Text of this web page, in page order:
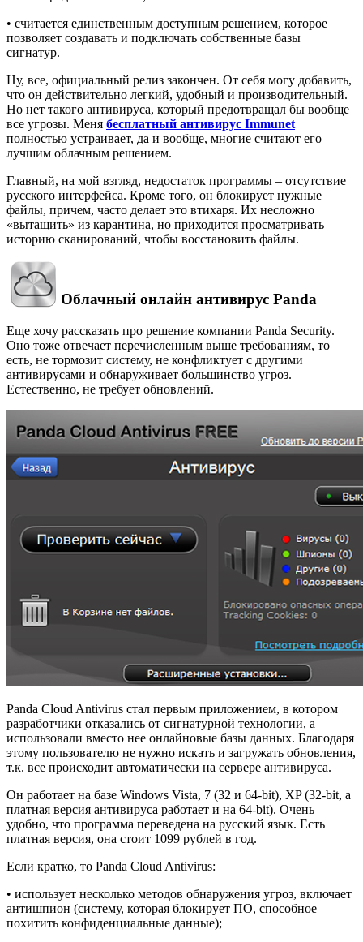
• считается единственным доступным решением, которое
позволяет создавать и подключать собственные базы
сигнатур.
Ну, все, официальный релиз закончен. От себя могу добавить,
что он действительно легкий, удобный и производительный.
Но нет такого антивируса, который предотвращал бы вообще
все угрозы. Меня бесплатный антивирус Immunet
полностью устраивает, да и вообще, многие считают его
лучшим облачным решением.
Главный, на мой взгляд, недостаток программы – отсутствие
русского интерфейса. Кроме того, он блокирует нужные
файлы, причем, часто делает это втихаря. Их несложно
«вытащить» из карантина, но приходится просматривать
историю сканирований, чтобы восстановить файлы.
Облачный онлайн антивирус Panda
Еще хочу рассказать про решение компании Panda Security.
Оно тоже отвечает перечисленным выше требованиям, то
есть, не тормозит систему, не конфликтует с другими
антивирусами и обнаруживает большинство угроз.
Естественно, не требует обновлений.
Panda Cloud Antivirus стал первым приложением, в котором
разработчики отказались от сигнатурной технологии, а
использовали вместо нее онлайновые базы данных. Благодаря
этому пользователю не нужно искать и загружать обновления,
т.к. все происходит автоматически на сервере антивируса.
Он работает на базе Windows Vista, 7 (32 и 64-bit), XP (32-bit, а
платная версия антивируса работает и на 64-bit). Очень
удобно, что программа переведена на русский язык. Есть
платная версия, она стоит 1099 рублей в год.
Если кратко, то Panda Cloud Antivirus:
• использует несколько методов обнаружения угроз, включает
антишпион (систему, которая блокирует ПО, способное
похитить конфиденциальные данные);